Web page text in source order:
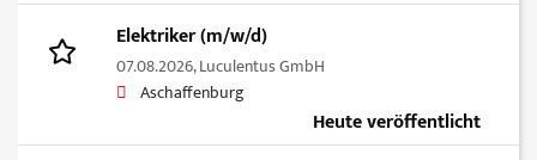
Elektriker (m/w/d)
07.08.2026,Luculentus GmbH
Aschaffenburg
Heute veröffentlicht